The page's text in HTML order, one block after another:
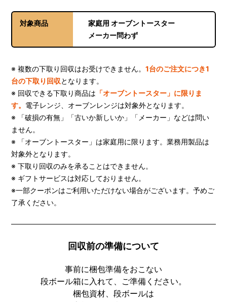
対象商品
家庭用 オーブントースター
メーカー問わず
※ 複数の下取り回収はお受けできません。1台のご注文につき1
台の下取り回収となります。
※ 回収できる下取り商品は 「オーブントースター」に限りま
す。 電子レンジ、オーブンレンジは対象外となります。
※ 「破損の有無」「古いか新しいか」「メーカー」などは問い
ません。
※ 「オーブントースター」は家庭用に限ります。業務用製品は
対象外となります。
※ 下取り回収のみを承ることはできません。
※ ギフトサービスは対応しておりません。
※一部クーポンはご利用いただけない場合がございます。予めご
了承ください。
回収前の準備について
事前に梱包準備をおこない
段ボール箱に入れて、ご準備ください。
梱包資材、段ボールは